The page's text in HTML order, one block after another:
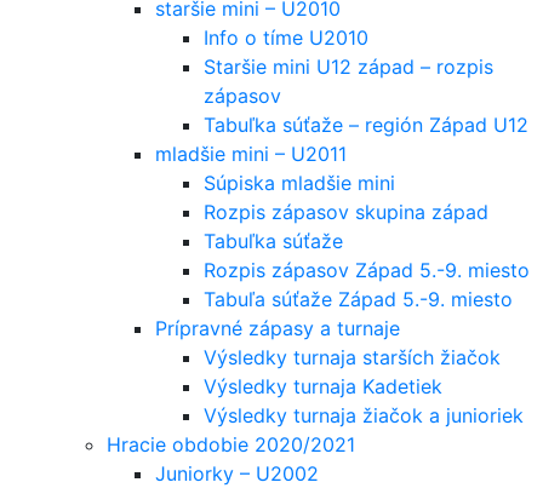
staršie mini – U2010
Info o tíme U2010
Staršie mini U12 západ – rozpis
zápasov
Tabuľka súťaže – región Západ U12
mladšie mini – U2011
Súpiska mladšie mini
Rozpis zápasov skupina západ
Tabuľka súťaže
Rozpis zápasov Západ 5.-9. miesto
Tabuľa súťaže Západ 5.-9. miesto
Prípravné zápasy a turnaje
Výsledky turnaja starších žiačok
Výsledky turnaja Kadetiek
Výsledky turnaja žiačok a junioriek
Hracie obdobie 2020/2021
Juniorky – U2002